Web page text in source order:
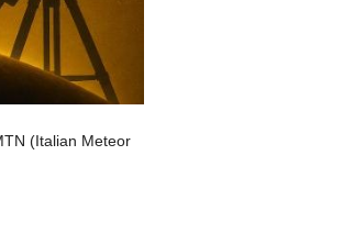
(Italian Meteor